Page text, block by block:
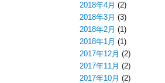
2018年4月 (2)
2018年3月 (3)
2018年2月 (1)
2018年1月 (1)
2017年12月 (2)
2017年11月 (2)
2017年10月 (2)